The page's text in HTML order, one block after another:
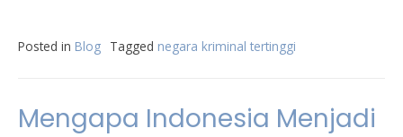
Posted in Blog Tagged negara kriminal tertinggi
Mengapa Indonesia Menjadi